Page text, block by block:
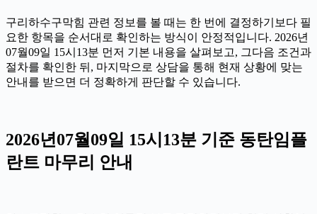
구리하수구막힘 관련 정보를 볼 때는 한 번에 결정하기보다 필
요한 항목을 순서대로 확인하는 방식이 안정적입니다. 2026년
07월09일 15시13분 먼저 기본 내용을 살펴보고, 그다음 조건과
절차를 확인한 뒤, 마지막으로 상담을 통해 현재 상황에 맞는
안내를 받으면 더 정확하게 판단할 수 있습니다.
2026년07월09일 15시13분 기준 동탄임플
란트 마무리 안내